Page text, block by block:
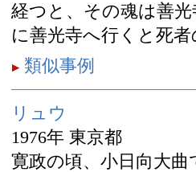
経つと、その魂は善
に善光寺へ行くと死
類似事例
リュウ
1976年 東京都
寛政の頃、小日向大